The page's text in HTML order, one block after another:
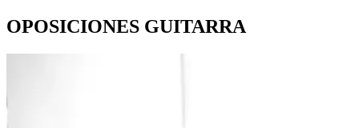
OPOSICIONES GUITARRA